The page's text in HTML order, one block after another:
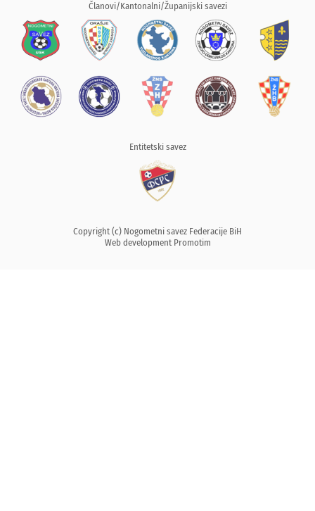
Članovi/Kantonalni/Županijski savezi
Entitetski savez
Copyright (c) Nogometni savez Federacije BiH
Web development Promotim